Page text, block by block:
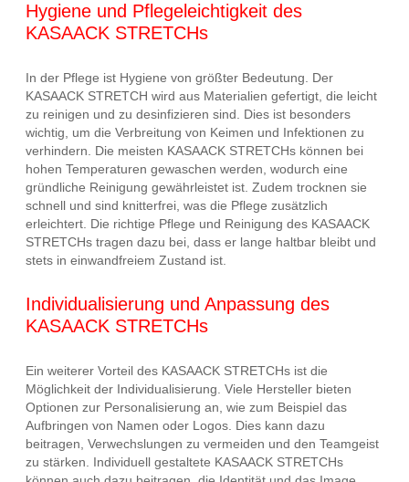
Hygiene und Pflegeleichtigkeit des
KASAACK STRETCHs
In der Pflege ist Hygiene von größter Bedeutung. Der
KASAACK STRETCH wird aus Materialien gefertigt, die leicht
zu reinigen und zu desinfizieren sind. Dies ist besonders
wichtig, um die Verbreitung von Keimen und Infektionen zu
verhindern. Die meisten KASAACK STRETCHs können bei
hohen Temperaturen gewaschen werden, wodurch eine
gründliche Reinigung gewährleistet ist. Zudem trocknen sie
schnell und sind knitterfrei, was die Pflege zusätzlich
erleichtert. Die richtige Pflege und Reinigung des KASAACK
STRETCHs tragen dazu bei, dass er lange haltbar bleibt und
stets in einwandfreiem Zustand ist.
Individualisierung und Anpassung des
KASAACK STRETCHs
Ein weiterer Vorteil des KASAACK STRETCHs ist die
Möglichkeit der Individualisierung. Viele Hersteller bieten
Optionen zur Personalisierung an, wie zum Beispiel das
Aufbringen von Namen oder Logos. Dies kann dazu
beitragen, Verwechslungen zu vermeiden und den Teamgeist
zu stärken. Individuell gestaltete KASAACK STRETCHs